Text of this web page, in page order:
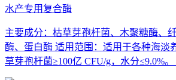
水产专用复合酶
主要成分：枯草芽孢杆菌、木聚糖酶、
酶、蛋白酶 适用范围：适用于各种海淡
草芽孢杆菌≥100亿 CFU/g，水分≤9.0%